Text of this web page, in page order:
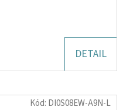
DETAIL
Kód: DI0S08EW-A9N-L